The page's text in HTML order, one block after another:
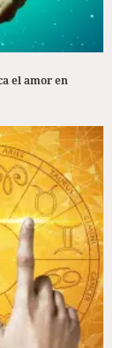
el amor en